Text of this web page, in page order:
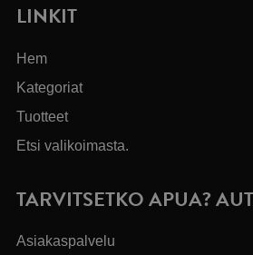
LINKIT
Hem
Kategoriat
Tuotteet
Etsi valikoimasta.
TARVITSETKO APUA?
Asiakaspalvelu